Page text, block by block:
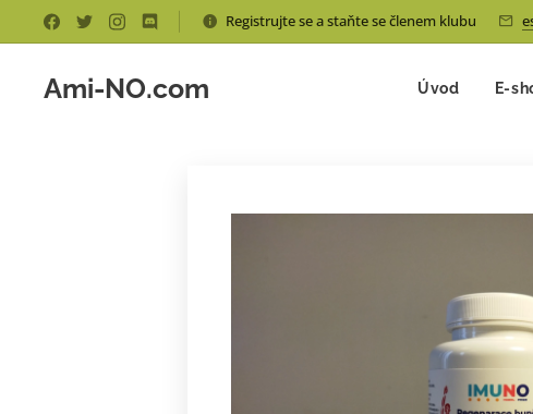
Registrujte se a staňte se členem klubu
Ami-NO.com Úvod E-